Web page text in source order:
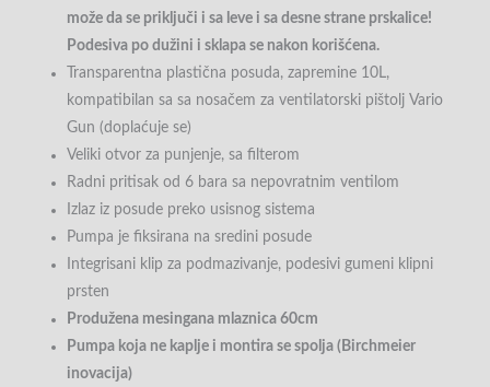
može da se priključi i sa leve i sa desne strane prskalice!
Podesiva po dužini i sklapa se nakon korišćena.
Transparentna plastična posuda, zapremine 10L,
kompatibilan sa sa nosačem za ventilatorski pištolj Vario
Gun (doplaćuje se)
Veliki otvor za punjenje, sa filterom
Radni pritisak od 6 bara sa nepovratnim ventilom
Izlaz iz posude preko usisnog sistema
Pumpa je fiksirana na sredini posude
Integrisani klip za podmazivanje, podesivi gumeni klipni
prsten
Produžena mesingana mlaznica 60cm
Pumpa koja ne kaplje i montira se spolja (Birchmeier
inovacija)